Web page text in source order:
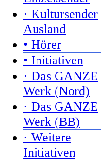
· Kultursender
Ausland
• Hörer
• Initiativen
· Das GANZE
Werk (Nord)
· Das GANZE
Werk (BB)
· Weitere
Initiativen